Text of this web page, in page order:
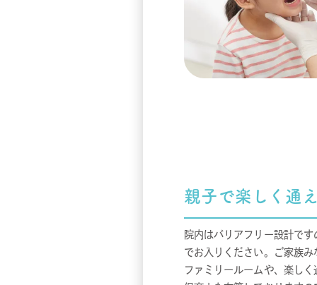
親子で楽しく通
院内はバリアフリー設計で
でお入りください。ご家族
ファミリールームや、楽し